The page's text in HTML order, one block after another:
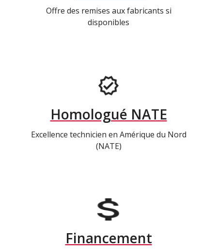
Offre des remises aux fabricants si
disponibles
Homologué NATE
Excellence technicien en Amérique du Nord
(NATE)
Financement